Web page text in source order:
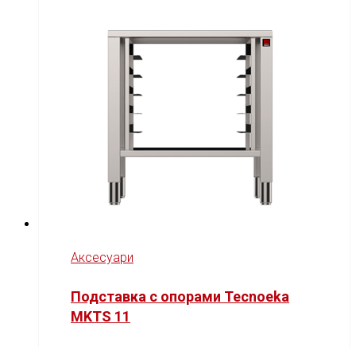
Аксесуари
Подставка с опорами Tecnoeka
MKTS 11